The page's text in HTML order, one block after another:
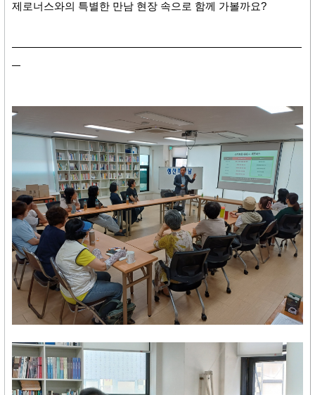
제로너스와의 특별한 만남 현장 속으로 함께 가볼까요?